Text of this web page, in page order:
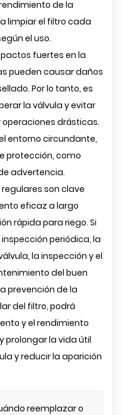
de la
limpiar el filtro cada
el uso.
fuertes en la
pueden causar daños
Por lo tanto, es
la válvula y evitar
drásticas.
entorno circundante,
protección, como
advertencia.
son clave
eficaz a largo
rápida para riego. Si
periódica, la
la inspección y el
del buen
prevención de la
del filtro, podrá
y el rendimiento
prolongar la vida útil
y reducir la aparición
reemplazar o